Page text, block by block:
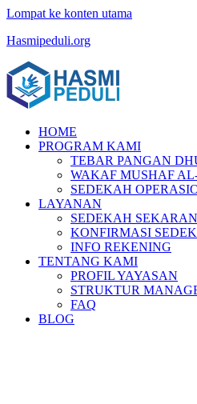
Lompat ke konten utama
Hasmipeduli.org
HOME
PROGRAM KAMI
TEBAR PANGAN
WAKAF MUSHAF
SEDEKAH
LAYANAN
SEDEKAH
KONFIRMASI
INFO REKENING
TENTANG KAMI
PROFIL YAYASAN
STRUKTUR
FAQ
BLOG